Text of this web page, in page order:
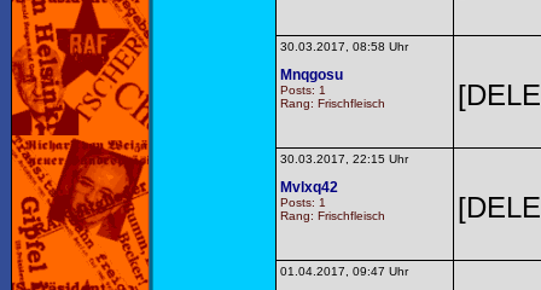
30.03.2017, 08:58 Uhr
Mnqgosu
Posts: 1
Rang: Frischfleisch
30.03.2017, 22:15 Uhr
Mvlxq42
Posts: 1
Rang: Frischfleisch
01.04.2017, 09:47 Uhr